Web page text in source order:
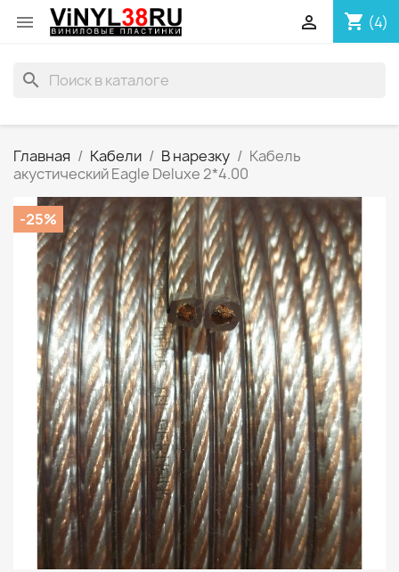
 shopping_cart (4)

search
Главная Кабели В нарезку
Кабель
акустический Eagle Deluxe 2*4.00
-25%